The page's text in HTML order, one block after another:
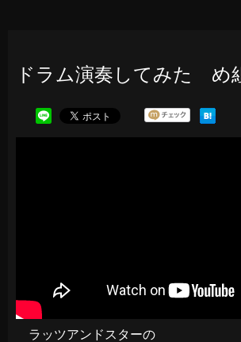
ドラム演奏してみた め
ラッツアンドスターの